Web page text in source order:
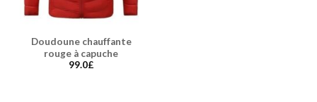
Doudoune chauffante
rouge à capuche
99.0£